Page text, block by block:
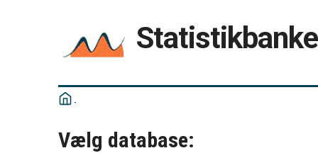
Vælg database: